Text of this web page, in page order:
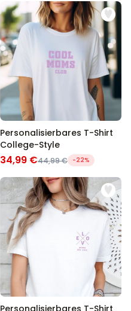
Personalisierbares T-Shirt
College-Style
34,99 €44,99 € -22%
Personalisierbares T-Shirt